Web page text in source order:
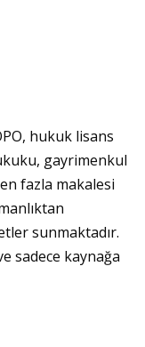
hukuk lisans
gayrimenkul
fazla makalesi
sunmaktadır.
sadece kaynağa